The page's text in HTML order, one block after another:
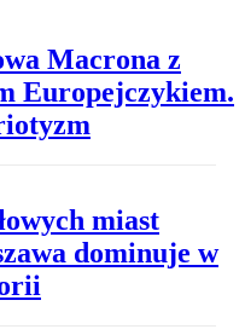
Macrona z
Europejczykiem.
miast
dominuje w